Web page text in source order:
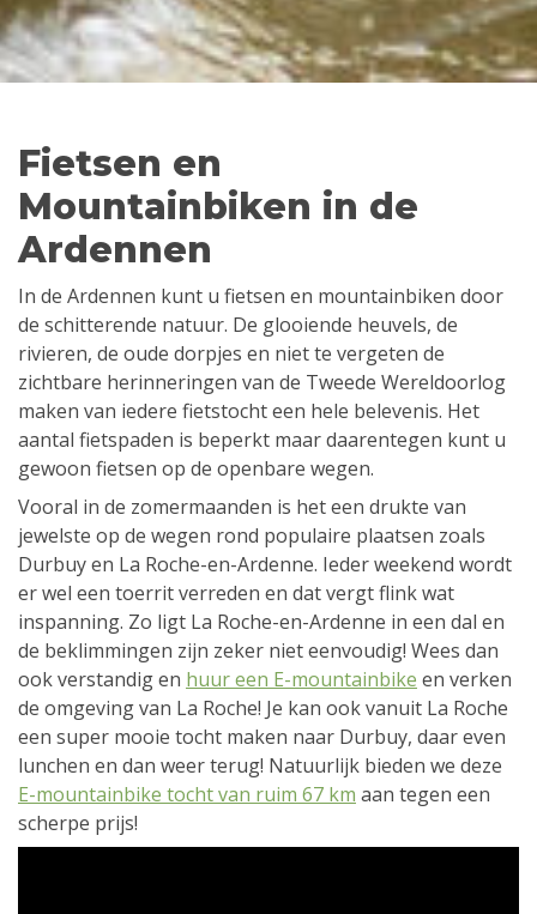
Fietsen en
Mountainbiken in de
Ardennen
In de Ardennen kunt u fietsen en mountainbiken door
de schitterende natuur. De glooiende heuvels, de
rivieren, de oude dorpjes en niet te vergeten de
zichtbare herinneringen van de Tweede Wereldoorlog
maken van iedere fietstocht een hele belevenis. Het
aantal fietspaden is beperkt maar daarentegen kunt u
gewoon fietsen op de openbare wegen.
Vooral in de zomermaanden is het een drukte van
jewelste op de wegen rond populaire plaatsen zoals
Durbuy en La Roche-en-Ardenne. Ieder weekend wordt
er wel een toerrit verreden en dat vergt flink wat
inspanning. Zo ligt La Roche-en-Ardenne in een dal en
de beklimmingen zijn zeker niet eenvoudig! Wees dan
ook verstandig en huur een E-mountainbike en verken
de omgeving van La Roche! Je kan ook vanuit La Roche
een super mooie tocht maken naar Durbuy, daar even
lunchen en dan weer terug! Natuurlijk bieden we deze
E-mountainbike tocht van ruim 67 km aan tegen een
scherpe prijs!